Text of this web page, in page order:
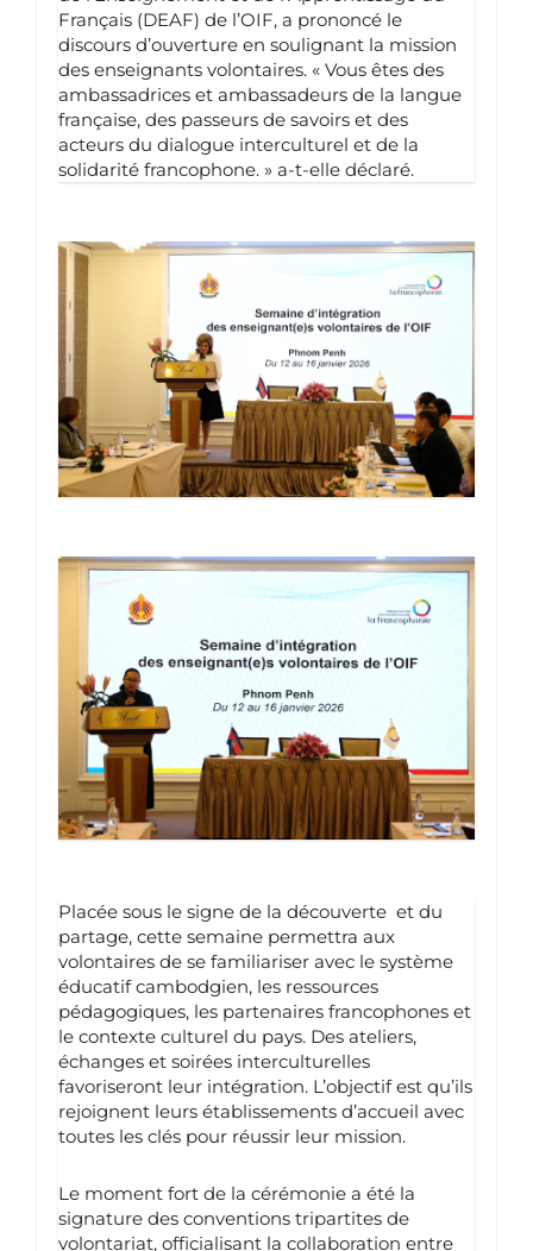
Français (DEAF) de l’OIF, a prononcé le
discours d’ouverture en soulignant la mission
des enseignants volontaires. « Vous êtes des
ambassadrices et ambassadeurs de la langue
française, des passeurs de savoirs et des
acteurs du dialogue interculturel et de la
solidarité francophone. » a-t-elle déclaré.
Placée sous le signe de la découverte et du
partage, cette semaine permettra aux
volontaires de se familiariser avec le système
éducatif cambodgien, les ressources
pédagogiques, les partenaires francophones et
le contexte culturel du pays. Des ateliers,
échanges et soirées interculturelles
favoriseront leur intégration. L’objectif est qu’ils
rejoignent leurs établissements d’accueil avec
toutes les clés pour réussir leur mission.
Le moment fort de la cérémonie a été la
signature des conventions tripartites de
volontariat, officialisant la collaboration entre